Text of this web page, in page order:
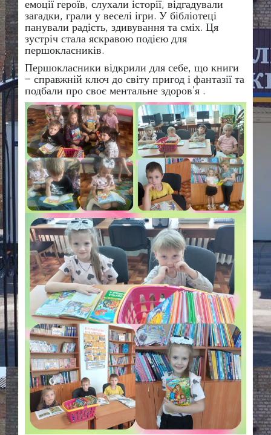
емоції героїв, слухали історії, відгадували
загадки, грали у веселі ігри. У бібліотеці
панували радість, здивування та сміх. Ця
зустріч стала яскравою подією для
першокласників.
Першокласники відкрили для себе, що книги
– справжній ключ до світу пригод і фантазії та
подбали про своє ментальне здоров’я .